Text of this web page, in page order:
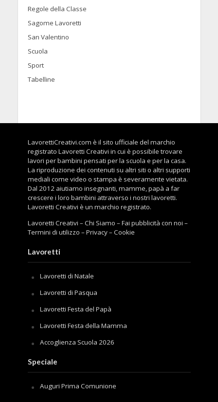
Regole della Classe
Sagome Lavoretti
San Valentino
Scuola
Sport
Tabelline
LavorettiCreativi.com è il sito ufficiale del marchio
registrato Lavoretti Creativi in cui è possibile trovare
lavori per bambini pensati per la scuola e per la casa.
La riproduzione dei contenuti su altri siti o altri supporti
mediali come video o stampa è severamente vietata.
Dal 2012 aiutiamo insegnanti, mamme, papà a far
crescere i loro bambini attraverso i nostri lavoretti.
Lavoretti Creativi è un marchio registrato.
Lavoretti Creativi –Chi Siamo –Fai pubblicità con noi –
Termini di utilizzo –Privacy–Cookie
Lavoretti
Lavoretti di Natale
Lavoretti di Pasqua
Lavoretti Festa del Papà
Lavoretti Festa della Mamma
Accoglienza Scuola 2026
Speciale
Auguri Prima Comunione